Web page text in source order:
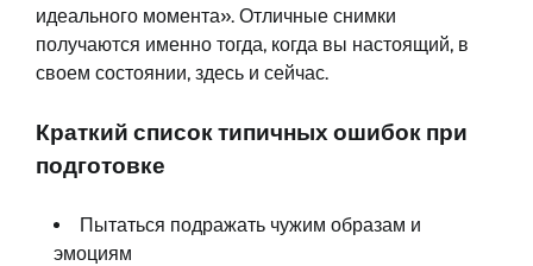
идеального момента». Отличные снимки
получаются именно тогда, когда вы настоящий, в
своем состоянии, здесь и сейчас.
Краткий список типичных ошибок при
подготовке
Пытаться подражать чужим образам и
эмоциям